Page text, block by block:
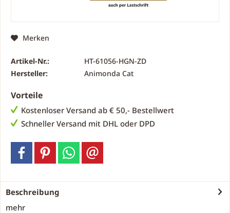
Merken
Artikel-Nr.:
HT-61056-HGN-ZD
Hersteller:
Animonda Cat
Vorteile
Kostenloser Versand ab € 50,- Bestellwert
Schneller Versand mit DHL oder DPD
Beschreibung
mehr